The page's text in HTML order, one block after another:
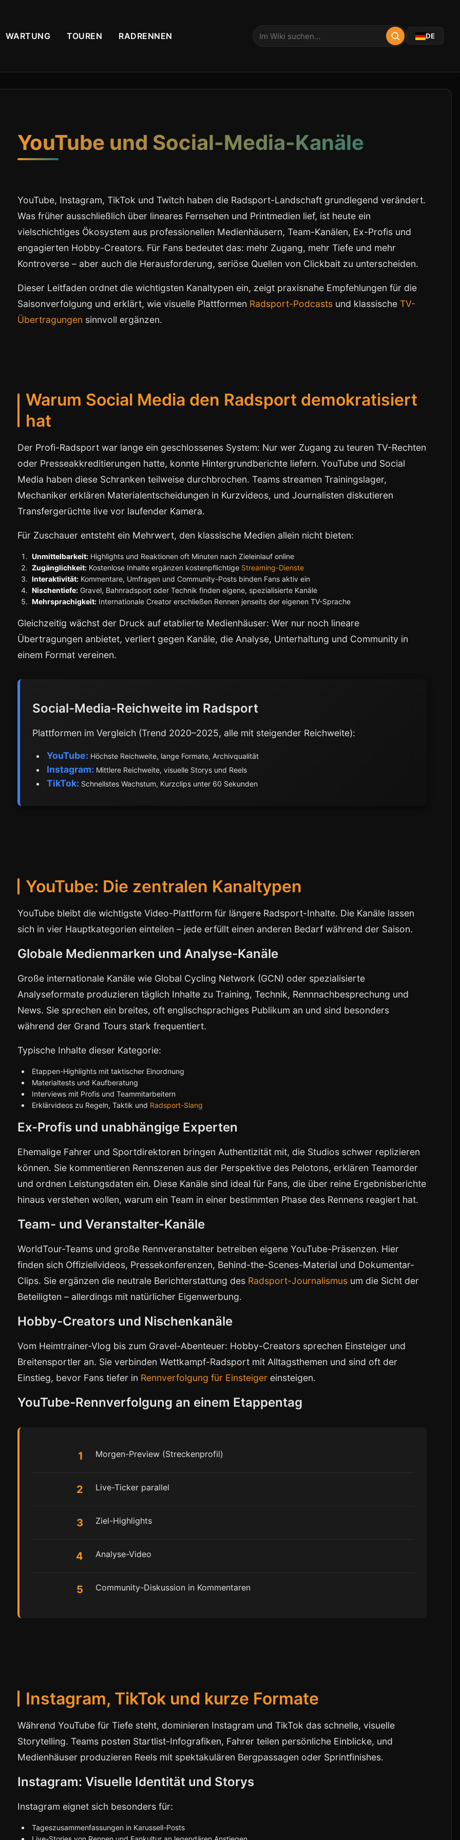
WARTUNG TOUREN RADRENNEN DE
YouTube und Social-Media-Kanäle
YouTube, Instagram, TikTok und Twitch haben die Radsport-Landschaft grundlegend verändert.
Was früher ausschließlich über lineares Fernsehen und Printmedien lief, ist heute ein
vielschichtiges Ökosystem aus professionellen Medienhäusern, Team-Kanälen, Ex-Profis und
engagierten Hobby-Creators. Für Fans bedeutet das: mehr Zugang, mehr Tiefe und mehr
Kontroverse – aber auch die Herausforderung, seriöse Quellen von Clickbait zu unterscheiden.
Dieser Leitfaden ordnet die wichtigsten Kanaltypen ein, zeigt praxisnahe Empfehlungen für die
Saisonverfolgung und erklärt, wie visuelle Plattformen Radsport-Podcasts und klassischeTV-
Übertragungen sinnvoll ergänzen.
Warum Social Media den Radsport demokratisiert
hat
Der Profi-Radsport war lange ein geschlossenes System: Nur wer Zugang zu teuren TV-Rechten
oder Presseakkreditierungen hatte, konnte Hintergrundberichte liefern. YouTube und Social
Media haben diese Schranken teilweise durchbrochen. Teams streamen Trainingslager,
Mechaniker erklären Materialentscheidungen in Kurzvideos, und Journalisten diskutieren
Transfergerüchte live vor laufender Kamera.
Für Zuschauer entsteht ein Mehrwert, den klassische Medien allein nicht bieten:
Unmittelbarkeit: Highlights und Reaktionen oft Minuten nach Zieleinlauf online
Zugänglichkeit: Kostenlose Inhalte ergänzen kostenpflichtige Streaming-Dienste
Interaktivität: Kommentare, Umfragen und Community-Posts binden Fans aktiv ein
Nischentiefe: Gravel, Bahnradsport oder Technik finden eigene, spezialisierte Kanäle
Mehrsprachigkeit: Internationale Creator erschließen Rennen jenseits der eigenen TV-Sprache
Gleichzeitig wächst der Druck auf etablierte Medienhäuser: Wer nur noch lineare
Übertragungen anbietet, verliert gegen Kanäle, die Analyse, Unterhaltung und Community in
einem Format vereinen.
Social-Media-Reichweite im Radsport
Plattformen im Vergleich (Trend 2020–2025, alle mit steigender Reichweite):
YouTube: Höchste Reichweite, lange Formate, Archivqualität
Instagram: Mittlere Reichweite, visuelle Storys und Reels
TikTok: Schnellstes Wachstum, Kurzclips unter 60 Sekunden
YouTube: Die zentralen Kanaltypen
YouTube bleibt die wichtigste Video-Plattform für längere Radsport-Inhalte. Die Kanäle lassen
sich in vier Hauptkategorien einteilen – jede erfüllt einen anderen Bedarf während der Saison.
Globale Medienmarken und Analyse-Kanäle
Große internationale Kanäle wie Global Cycling Network (GCN) oder spezialisierte
Analyseformate produzieren täglich Inhalte zu Training, Technik, Rennnachbesprechung und
News. Sie sprechen ein breites, oft englischsprachiges Publikum an und sind besonders
während der Grand Tours stark frequentiert.
Typische Inhalte dieser Kategorie:
Etappen-Highlights mit taktischer Einordnung
Materialtests und Kaufberatung
Interviews mit Profis und Teammitarbeitern
Erklärvideos zu Regeln, Taktik und Radsport-Slang
Ex-Profis und unabhängige Experten
Ehemalige Fahrer und Sportdirektoren bringen Authentizität mit, die Studios schwer replizieren
können. Sie kommentieren Rennszenen aus der Perspektive des Pelotons, erklären Teamorder
und ordnen Leistungsdaten ein. Diese Kanäle sind ideal für Fans, die über reine Ergebnisberichte
hinaus verstehen wollen, warum ein Team in einer bestimmten Phase des Rennens reagiert hat.
Team- und Veranstalter-Kanäle
WorldTour-Teams und große Rennveranstalter betreiben eigene YouTube-Präsenzen. Hier
finden sich Offiziellvideos, Pressekonferenzen, Behind-the-Scenes-Material und Dokumentar-
Clips. Sie ergänzen die neutrale Berichterstattung des Radsport-Journalismus um die Sicht der
Beteiligten – allerdings mit natürlicher Eigenwerbung.
Hobby-Creators und Nischenkanäle
Vom Heimtrainer-Vlog bis zum Gravel-Abenteuer: Hobby-Creators sprechen Einsteiger und
Breitensportler an. Sie verbinden Wettkampf-Radsport mit Alltagsthemen und sind oft der
Einstieg, bevor Fans tiefer in Rennverfolgung für Einsteiger einsteigen.
YouTube-Rennverfolgung an einem Etappentag
1 Morgen-Preview (Streckenprofil)
2 Live-Ticker parallel
3 Ziel-Highlights
4 Analyse-Video
5 Community-Diskussion in Kommentaren
Instagram, TikTok und kurze Formate
Während YouTube für Tiefe steht, dominieren Instagram und TikTok das schnelle, visuelle
Storytelling. Teams posten Startlist-Infografiken, Fahrer teilen persönliche Einblicke, und
Medienhäuser produzieren Reels mit spektakulären Bergpassagen oder Sprintfinishes.
Instagram: Visuelle Identität und Storys
Instagram eignet sich besonders für:
Tageszusammenfassungen in Karussell-Posts